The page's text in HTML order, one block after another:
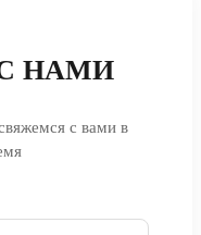
НАМИ
с вами в